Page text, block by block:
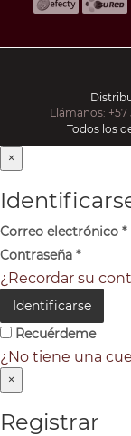
Llámanos: +57
Todos los
×
Correo electrónico *
Contraseña *
¿Recordar su
Identificarse
Recuérdeme
¿No tiene una
×
Registrar